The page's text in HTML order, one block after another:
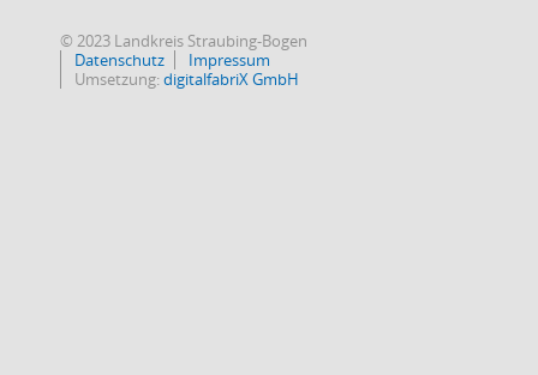
© 2023 Landkreis Straubing-Bogen
Datenschutz
Impressum
Umsetzung:digitalfabriX GmbH